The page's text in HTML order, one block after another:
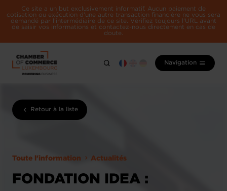
Ce site a un but exclusivement informatif. Aucun paiement de
cotisation ou exécution d'une autre transaction financière ne vous sera
demandé par l'intermédiaire de ce site. Vérifiez toujours l'URL avant
de saisir vos informations et contactez-nous directement en cas de
doute.
Navigation
Retour à la liste
Toute l'information Actualités
FONDATION IDEA :